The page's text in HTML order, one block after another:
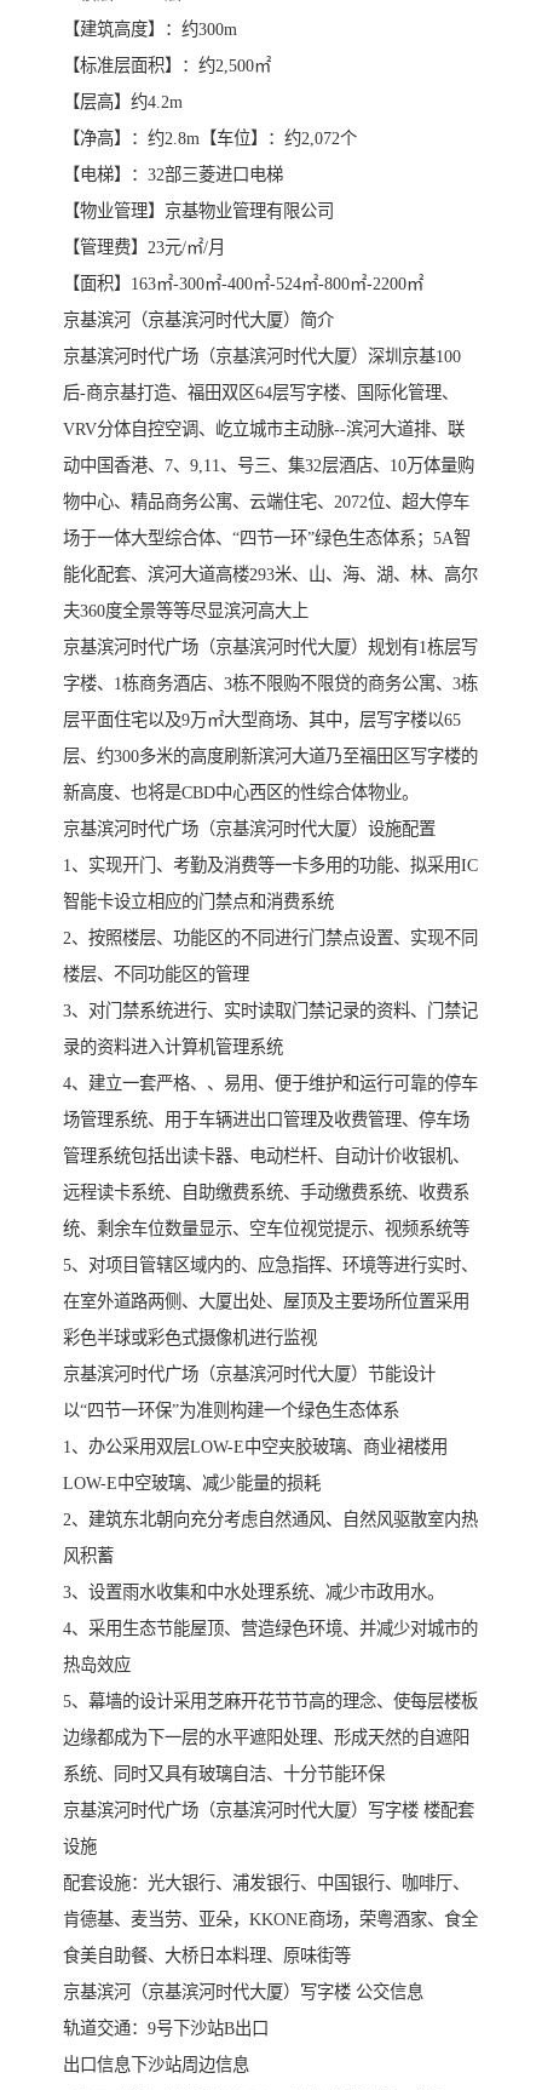
【建筑高度】：约300m
【标准层面积】：约2,500㎡
【层高】约4.2m
【净高】：约2.8m【车位】：约2,072个
【电梯】：32部三菱进口电梯
【物业管理】京基物业管理有限公司
【管理费】23元/㎡/月
【面积】163㎡-300㎡-400㎡-524㎡-800㎡-2200㎡
京基滨河（京基滨河时代大厦）简介
京基滨河时代广场（京基滨河时代大厦）深圳京基100
后-商京基打造、福田双区64层写字楼、国际化管理、
VRV分体自控空调、屹立城市主动脉--滨河大道排、联
动中国香港、7、9,11、号三、集32层酒店、10万体量购
物中心、精品商务公寓、云端住宅、2072位、超大停车
场于一体大型综合体、“四节一环”绿色生态体系；5A智
能化配套、滨河大道高楼293米、山、海、湖、林、高尔
夫360度全景等等尽显滨河高大上
京基滨河时代广场（京基滨河时代大厦）规划有1栋层写
字楼、1栋商务酒店、3栋不限购不限贷的商务公寓、3栋
层平面住宅以及9万㎡大型商场、其中，层写字楼以65
层、约300多米的高度刷新滨河大道乃至福田区写字楼的
新高度、也将是CBD中心西区的性综合体物业。
京基滨河时代广场（京基滨河时代大厦）设施配置
1、实现开门、考勤及消费等一卡多用的功能、拟采用IC
智能卡设立相应的门禁点和消费系统
2、按照楼层、功能区的不同进行门禁点设置、实现不同
楼层、不同功能区的管理
3、对门禁系统进行、实时读取门禁记录的资料、门禁记
录的资料进入计算机管理系统
4、建立一套严格、、易用、便于维护和运行可靠的停车
场管理系统、用于车辆进出口管理及收费管理、停车场
管理系统包括出读卡器、电动栏杆、自动计价收银机、
远程读卡系统、自助缴费系统、手动缴费系统、收费系
统、剩余车位数量显示、空车位视觉提示、视频系统等
5、对项目管辖区域内的、应急指挥、环境等进行实时、
在室外道路两侧、大厦出处、屋顶及主要场所位置采用
彩色半球或彩色式摄像机进行监视
京基滨河时代广场（京基滨河时代大厦）节能设计
以“四节一环保”为准则构建一个绿色生态体系
1、办公采用双层LOW-E中空夹胶玻璃、商业裙楼用
LOW-E中空玻璃、减少能量的损耗
2、建筑东北朝向充分考虑自然通风、自然风驱散室内热
风积蓄
3、设置雨水收集和中水处理系统、减少市政用水。
4、采用生态节能屋顶、营造绿色环境、并减少对城市的
热岛效应
5、幕墙的设计采用芝麻开花节节高的理念、使每层楼板
边缘都成为下一层的水平遮阳处理、形成天然的自遮阳
系统、同时又具有玻璃自洁、十分节能环保
京基滨河时代广场（京基滨河时代大厦）写字楼 楼配套
设施
配套设施：光大银行、浦发银行、中国银行、咖啡厅、
肯德基、麦当劳、亚朵，KKONE商场，荣粤酒家、食全
食美自助餐、大桥日本料理、原味街等
京基滨河（京基滨河时代大厦）写字楼 公交信息
轨道交通：9号下沙站B出口
出口信息下沙站周边信息